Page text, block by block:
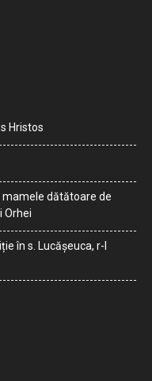
Hristos
dătătoare de
Orhei
în s. Lucășeuca, r-l